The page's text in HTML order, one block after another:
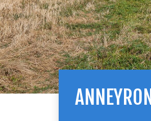
ANNEYRON